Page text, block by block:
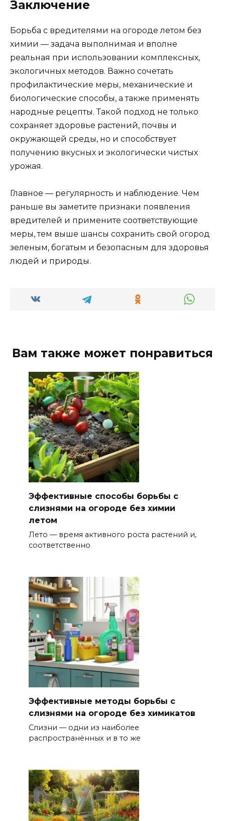
Заключение
Борьба с вредителями на огороде летом без
химии — задача выполнимая и вполне
реальная при использовании комплексных,
экологичных методов. Важно сочетать
профилактические меры, механические и
биологические способы, а также применять
народные рецепты. Такой подход не только
сохраняет здоровье растений, почвы и
окружающей среды, но и способствует
получению вкусных и экологически чистых
урожая.
Главное — регулярность и наблюдение. Чем
раньше вы заметите признаки появления
вредителей и примените соответствующие
меры, тем выше шансы сохранить свой огород
зеленым, богатым и безопасным для здоровья
людей и природы.
Вам также может понравиться
Эффективные способы борьбы с
слизнями на огороде без химии
летом
Лето — время активного роста растений и,
соответственно
Эффективные методы борьбы с
слизнями на огороде без химикатов
Слизни — одни из наиболее
распространённых и в то же